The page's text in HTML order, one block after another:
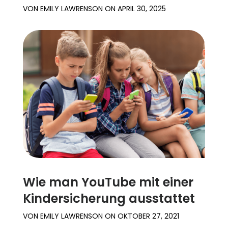
VON EMILY LAWRENSON ON APRIL 30, 2025
Wie man YouTube mit einer
Kindersicherung ausstattet
VON EMILY LAWRENSON ON OKTOBER 27, 2021